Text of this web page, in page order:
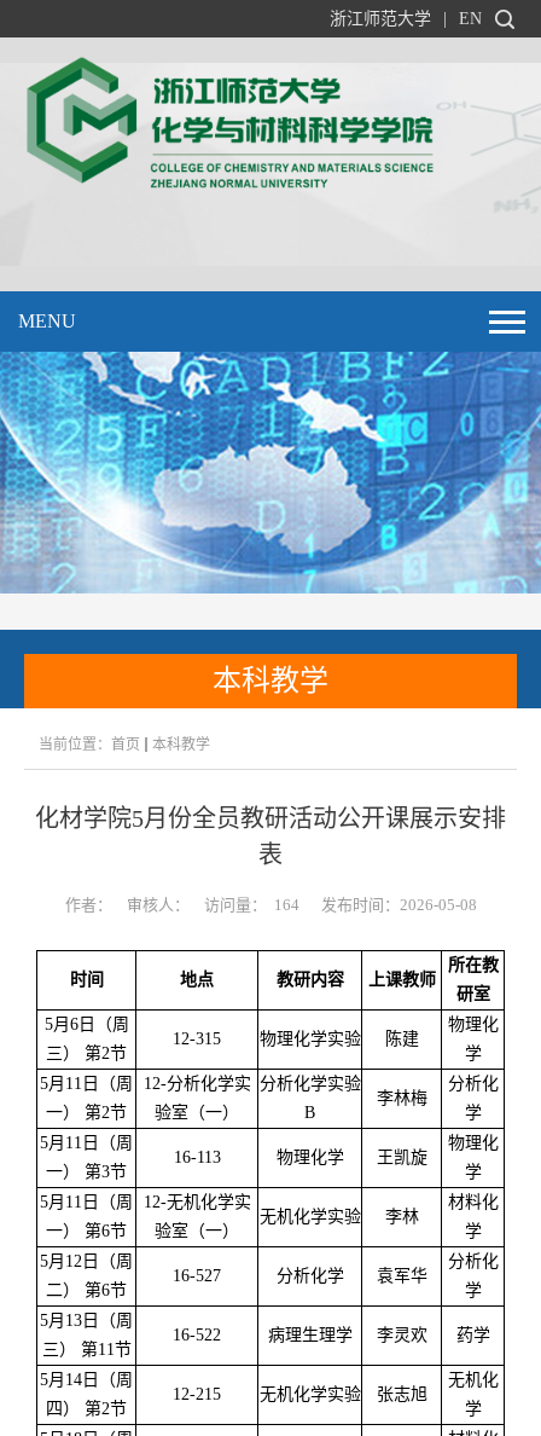
浙江师范大学 EN
MENU
本科教学
当前位置： 首页 本科教学
化材学院5月份全员教研活动公开课展示安排
表
作者： 审核人： 访问量： 164 发布时间：2026-05-08
时间 地点 教研内容 上课教师
所在教
研室
5月6日（周
三） 第2节
12-315 物理化学实验 陈建
物理化
学
5月11日（周
一） 第2节
12-分析化学实
验室（一）
分析化学实验
B
李林梅
分析化
学
5月11日（周
一） 第3节
16-113 物理化学 王凯旋
物理化
学
5月11日（周
一） 第6节
12-无机化学实
验室（一）
无机化学实验 李林
材料化
学
5月12日（周
二） 第6节
16-527 分析化学 袁军华
分析化
学
5月13日（周
三） 第11节
16-522 病理生理学 李灵欢 药学
5月14日（周
四） 第2节
12-215 无机化学实验 张志旭
无机化
学